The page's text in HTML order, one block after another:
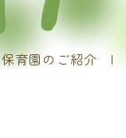
保育園のご紹介